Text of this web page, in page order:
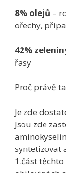
8% olejů –
ořechy,
42%
řasy
Proč právě
Je zde
Jsou zde
syntetizovat
1.část